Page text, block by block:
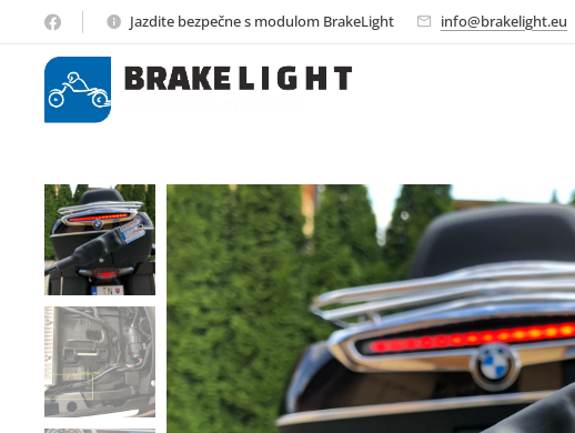
Jazdite bezpečne s modulom BrakeLight info@brakelight.eu